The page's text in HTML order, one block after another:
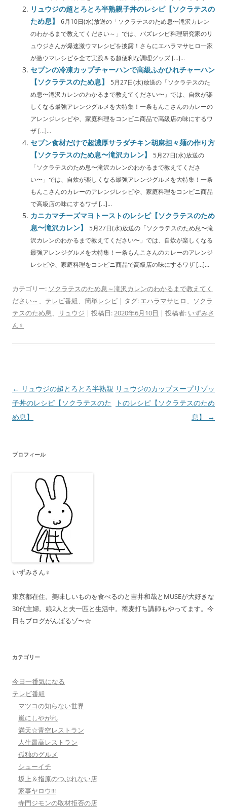
リュウジの超とろとろ半熟親子丼のレシピ【ソクラテスの
ため息】
6月10日(水)放送の「ソクラテスのため息〜滝沢カレン
のわかるまで教えてください～」では、バズレシピ料理研究家のリ
ュウジさんが爆速激ウマレシピを披露！さらにエハラマサヒロ一家
が激ウマレシピを全て実践＆る超便利な調理グッズ […]...
セブンの冷凍カップチャーハンで高級ふかひれチャーハン
【ソクラテスのため息】
5月27日(水)放送の「ソクラテスのた
め息〜滝沢カレンのわかるまで教えてください〜」では、自炊が楽
しくなる最強アレンジグルメを大特集！一条もんこさんのカレーの
アレンジレシピや、家庭料理をコンビニ商品で高級店の味にするワ
ザ […]...
セブン食材だけで超濃厚サラダチキン胡麻担々麺の作り方
【ソクラテスのため息〜滝沢カレン】
5月27日(水)放送の
「ソクラテスのため息〜滝沢カレンのわかるまで教えてくださ
い〜」では、自炊が楽しくなる最強アレンジグルメを大特集！一条
もんこさんのカレーのアレンジレシピや、家庭料理をコンビニ商品
で高級店の味にするワザ […]...
カニカマチーズマヨトーストのレシピ【ソクラテスのため
息〜滝沢カレン】
5月27日(水)放送の「ソクラテスのため息〜滝
沢カレンのわかるまで教えてください〜」では、自炊が楽しくなる
最強アレンジグルメを大特集！一条もんこさんのカレーのアレンジ
レシピや、家庭料理をコンビニ商品で高級店の味にするワザ […]...
カテゴリー: ソクラテスのため息～滝沢カレンのわかるまで教えてく
ださい～ 、 テレビ番組、 簡単レシピ | タグ: エハラマサヒロ、
ソクラ
テスのため息、 リュウジ | 投稿日:2020年6月10日 | 投稿者: いずみさ
ん♀
投
稿
ナ
ー
← リュウジの超とろとろ半熟親
子丼のレシピ【ソクラテスのた
め息】
リュウジのカップスープリゾッ
トのレシピ【ソクラテスのため
息】
→
プロフィール
いずみさん♀
東京都在住。美味しいものを食べるのと吉井和哉とMUSEが大好きな
30代主婦。娘2人と夫一匹と生活中。蕎麦打ち講師もやってます。今
日もブログがんばるゾ〜☆
カテゴリー
今日一番気になる
テレビ番組
マツコの知らない世界
嵐にしやがれ
満天☆青空レストラン
人生最高レストラン
孤独のグルメ
シューイチ
坂上＆指原のつぶれない店
家事ヤロウ!!!
寺門ジモンの取材拒否の店